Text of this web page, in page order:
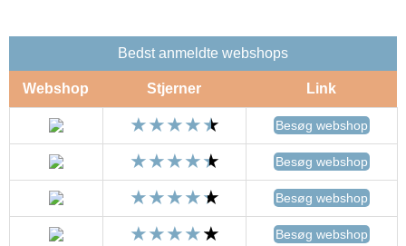
Bedst anmeldte webshops
Webshop Stjerner Link
Besøg webshop
Besøg webshop
Besøg webshop
Besøg webshop